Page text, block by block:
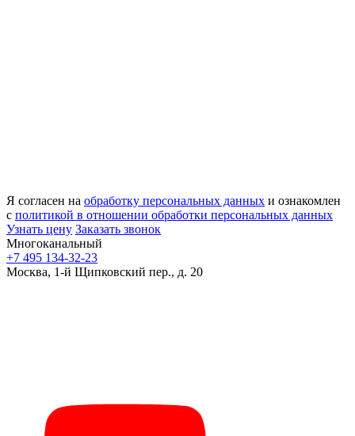
Я согласен на обработку персональных данных и ознакомлен
с политикой в отношении обработки персональных данных
Узнать цену Заказать звонок
Многоканальный
+7 495 134-32-23
Москва, 1-й Щипковский пер., д. 20